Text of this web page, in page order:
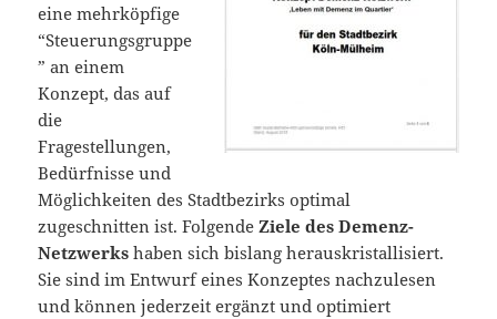
eine mehrköpfige
“Steuerungsgruppe
” an einem
Konzept, das auf
die
Fragestellungen,
Bedürfnisse und
Möglichkeiten des Stadtbezirks optimal
zugeschnitten ist. FolgendeZiele des Demenz-
Netzwerks haben sich bislang herauskristallisiert.
Sie sind im Entwurf eines Konzeptes nachzulesen
und können jederzeit ergänzt und optimiert